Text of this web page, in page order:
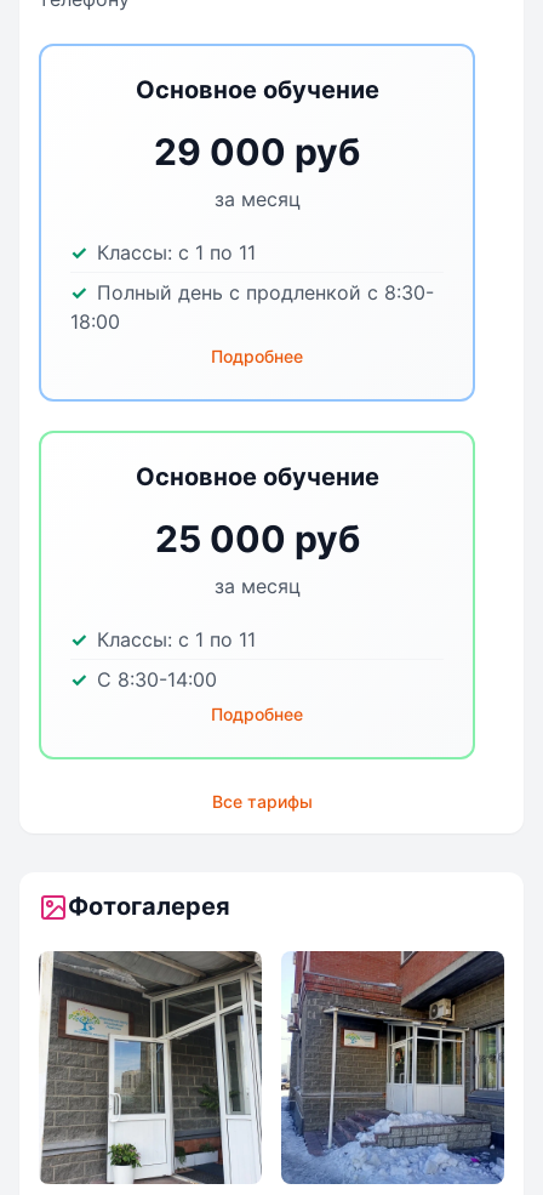
Основное обучение
29 000 руб
за месяц
Классы: с 1 по 11
Полный день с продленкой с 8:30-
18:00
Подробнее
Основное обучение
25 000 руб
за месяц
Классы: с 1 по 11
С 8:30-14:00
Подробнее
Все тарифы
Фотогалерея